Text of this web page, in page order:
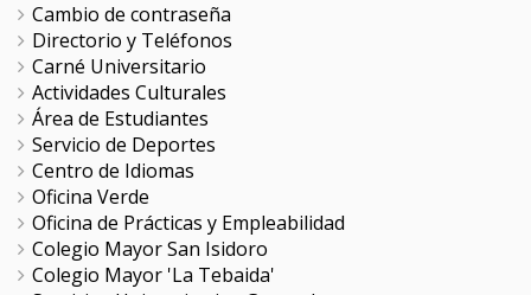
Cambio de contraseña
Directorio y Teléfonos
Carné Universitario
Actividades Culturales
Área de Estudiantes
Servicio de Deportes
Centro de Idiomas
Oficina Verde
Oficina de Prácticas y Empleabilidad
Colegio Mayor San Isidoro
Colegio Mayor 'La Tebaida'